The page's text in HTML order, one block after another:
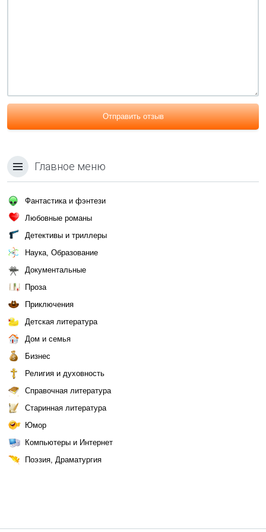
Отправить отзыв
Главное меню
Фантастика и фэнтези
Любовные романы
Детективы и триллеры
Наука, Образование
Документальные
Проза
Приключения
Детская литература
Дом и семья
Бизнес
Религия и духовность
Справочная литература
Старинная литература
Юмор
Компьютеры и Интернет
Поэзия, Драматургия